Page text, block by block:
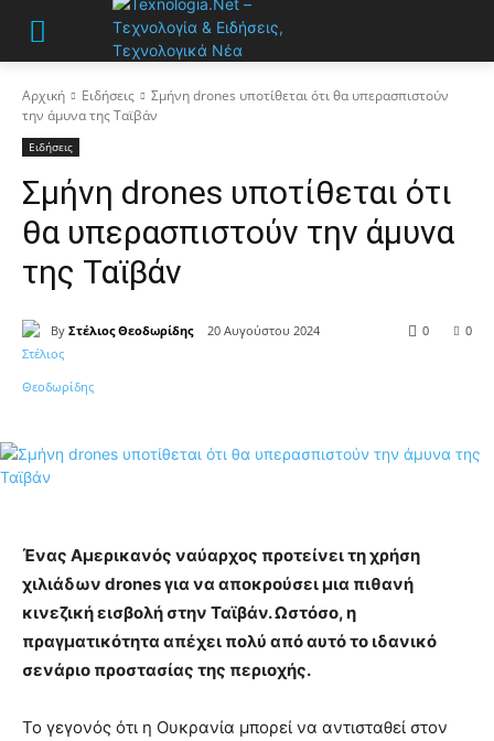
Αρχική Ειδήσεις
Σμήνη drones υποτίθεται ότι θα υπερασπιστούν
την άμυνα της Ταϊβάν
Ειδήσεις
Σμήνη drones υποτίθεται ότι
θα υπερασπιστούν την άμυνα
της Ταϊβάν
By Στέλιος Θεοδωρίδης 20 Αυγούστου 2024 0
0
Ένας Αμερικανός ναύαρχος προτείνει τη χρήση
χιλιάδων drones για να αποκρούσει μια πιθανή
κινεζική εισβολή στην Ταϊβάν. Ωστόσο, η
πραγματικότητα απέχει πολύ από αυτό το ιδανικό
σενάριο προστασίας της περιοχής.
Το γεγονός ότι η Ουκρανία μπορεί να αντισταθεί στον